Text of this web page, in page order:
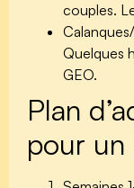
couples.
Quelques
GEO.
Plan
pour un